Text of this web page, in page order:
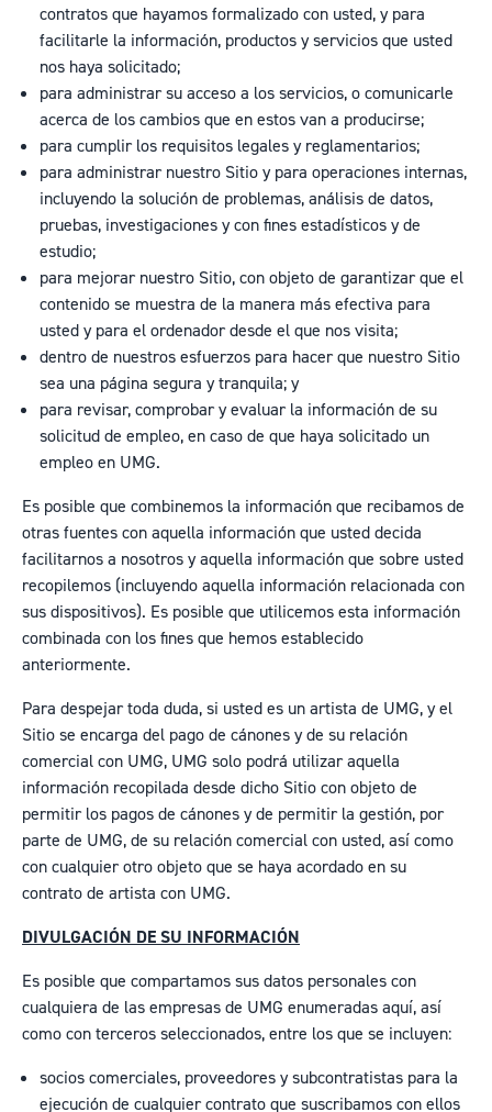
contratos que hayamos formalizado con usted, y para
facilitarle la información, productos y servicios que usted
nos haya solicitado;
para administrar su acceso a los servicios, o comunicarle
acerca de los cambios que en estos van a producirse;
para cumplir los requisitos legales y reglamentarios;
para administrar nuestro Sitio y para operaciones internas,
incluyendo la solución de problemas, análisis de datos,
pruebas, investigaciones y con fines estadísticos y de
estudio;
para mejorar nuestro Sitio, con objeto de garantizar que el
contenido se muestra de la manera más efectiva para
usted y para el ordenador desde el que nos visita;
dentro de nuestros esfuerzos para hacer que nuestro Sitio
sea una página segura y tranquila; y
para revisar, comprobar y evaluar la información de su
solicitud de empleo, en caso de que haya solicitado un
empleo en UMG.
Es posible que combinemos la información que recibamos de
otras fuentes con aquella información que usted decida
facilitarnos a nosotros y aquella información que sobre usted
recopilemos (incluyendo aquella información relacionada con
sus dispositivos). Es posible que utilicemos esta información
combinada con los fines que hemos establecido
anteriormente.
Para despejar toda duda, si usted es un artista de UMG, y el
Sitio se encarga del pago de cánones y de su relación
comercial con UMG, UMG solo podrá utilizar aquella
información recopilada desde dicho Sitio con objeto de
permitir los pagos de cánones y de permitir la gestión, por
parte de UMG, de su relación comercial con usted, así como
con cualquier otro objeto que se haya acordado en su
contrato de artista con UMG.
DIVULGACIÓN DE SU INFORMACIÓN
Es posible que compartamos sus datos personales con
cualquiera de las empresas de UMG enumeradasaquí, así
como con terceros seleccionados, entre los que se incluyen:
socios comerciales, proveedores y subcontratistas para la
ejecución de cualquier contrato que suscribamos con ellos